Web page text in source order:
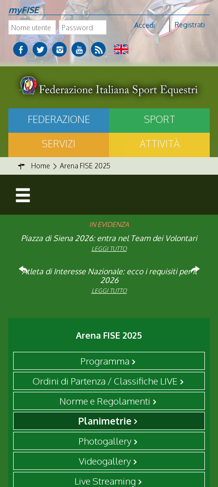
myFISE
Accedi Registrati
FEDERAZIONE
SPORT
SERVIZI
ATTIVITÀ
Home Arena FISE 2025
IN EVIDENZA
Piazza di Siena 2026: entra nel Team dei Volontari
LEGGI TUTTO
Atleta di Interesse Nazionale: ecco i requisiti per il
2026
LEGGI TUTTO
Visita di idoneità per cavalli atleti
LEGGI TUTTO
Rinvio applicazione Iva al 2036: Decreto pubblicato
in Gazzetta Ufficiale
LEGGI TUTTO
FISE: aperta la Campagna affiliazione 2026
LEGGI TUTTO
Natale con la FISE: al via la nona edizione
dell’iniziativa solidale della Federazione Italiana
Sport Equestri
Studente Atleta di alto livello: pubblicato il bando
per l’anno scolastico 2025/2026
Visita veterinaria annuale
LEGGI TUTTO
Arena FISE 2025
Programma
Ordini di Partenza / Classifiche LIVE
Norme e Regolamenti
Planimetrie
Photogallery
Videogallery
Live Streaming